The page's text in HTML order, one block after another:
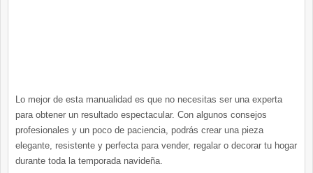
Lo mejor de esta manualidad es que no necesitas ser una experta
para obtener un resultado espectacular. Con algunos consejos
profesionales y un poco de paciencia, podrás crear una pieza
elegante, resistente y perfecta para vender, regalar o decorar tu hogar
durante toda la temporada navideña.